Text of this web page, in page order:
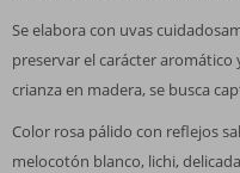
Se elabora con uvas
preservar el carácter
crianza en madera, se busca
Color rosa pálido con reflejos
melocotón blanco, lichi,